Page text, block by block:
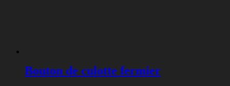
Bouton de culotte fermier